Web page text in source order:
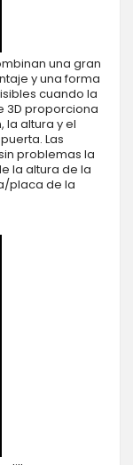
una gran
y una forma
cuando la
3D proporciona
la altura y el
Las
problemas la
la altura de la
placa de la